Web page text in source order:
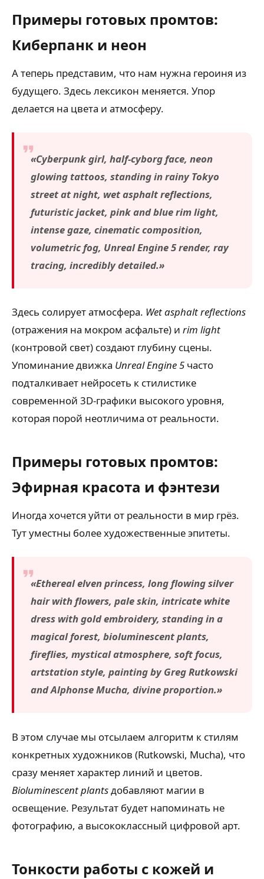
Примеры готовых промтов:
Киберпанк и неон
А теперь представим, что нам нужна героиня из
будущего. Здесь лексикон меняется. Упор
делается на цвета и атмосферу.
«Cyberpunk girl, half-cyborg face, neon
glowing tattoos, standing in rainy Tokyo
street at night, wet asphalt reflections,
futuristic jacket, pink and blue rim light,
intense gaze, cinematic composition,
volumetric fog, Unreal Engine 5 render, ray
tracing, incredibly detailed.»
Здесь солирует атмосфера. Wet asphalt reflections
(отражения на мокром асфальте) и rim light
(контровой свет) создают глубину сцены.
Упоминание движка Unreal Engine 5 часто
подталкивает нейросеть к стилистике
современной 3D-графики высокого уровня,
которая порой неотличима от реальности.
Примеры готовых промтов:
Эфирная красота и фэнтези
Иногда хочется уйти от реальности в мир грёз.
Тут уместны более художественные эпитеты.
«Ethereal elven princess, long flowing silver
hair with flowers, pale skin, intricate white
dress with gold embroidery, standing in a
magical forest, bioluminescent plants,
fireflies, mystical atmosphere, soft focus,
artstation style, painting by Greg Rutkowski
and Alphonse Mucha, divine proportion.»
В этом случае мы отсылаем алгоритм к стилям
конкретных художников (Rutkowski, Mucha), что
сразу меняет характер линий и цветов.
Bioluminescent plantsдобавляют магии в
освещение. Результат будет напоминать не
фотографию, а высококлассный цифровой арт.
Тонкости работы с кожей и